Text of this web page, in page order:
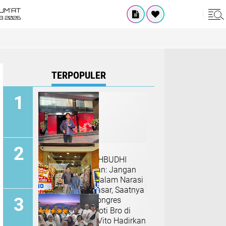
2026
TERPOPULER
Ketua PC HIKMAHBUDHI
Tangerang Selatan: Jangan
Libatkan Senior dalam Narasi
yang Tidak Berdasar, Saatnya
Bersatu Pasca Kongres
Grand Opening Roti Bro di
Pasar Menceng, Vito Hadirkan